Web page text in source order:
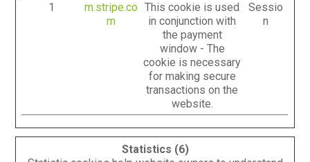
1
m.stripe.co
m
This cookie is used
in conjunction with
the payment
window - The
cookie is necessary
for making secure
transactions on the
website.
Sessio
n
Statistics (6)